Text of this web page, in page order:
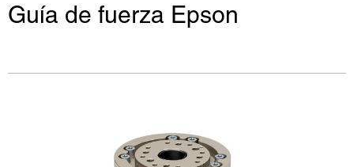
Guía de fuerza Epson